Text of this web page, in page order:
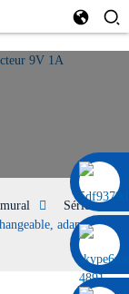
Série
adaptateur